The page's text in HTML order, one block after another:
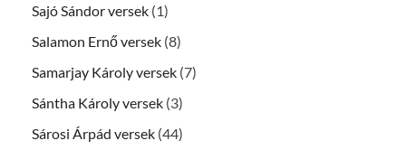
Sajó Sándor versek (1)
Salamon Ernő versek (8)
Samarjay Károly versek (7)
Sántha Károly versek (3)
Sárosi Árpád versek (44)